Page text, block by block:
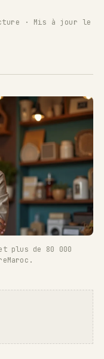
· Mis à jour le
plus de 80 000